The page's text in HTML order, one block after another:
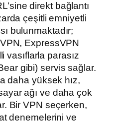
direkt bağlantı
çeşitli emniyetli
bulunmaktadır;
ExpressVPN
vasıflarla parasız
gibi) servis sağlar.
daha yüksek hız,
ağı ve daha çok
Bir VPN seçerken,
denemelerini ve